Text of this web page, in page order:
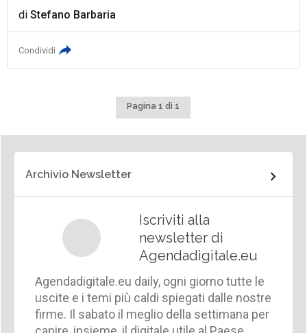
diStefano Barbaria
Condividi
Pagina 1 di 1
Archivio Newsletter
Iscriviti alla
newsletter di
Agendadigitale.eu
Agendadigitale.eu daily, ogni giorno tutte le
uscite e i temi più caldi spiegati dalle nostre
firme. Il sabato il meglio della settimana per